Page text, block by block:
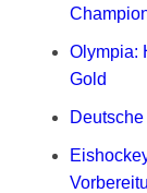
Olympia:
Gold